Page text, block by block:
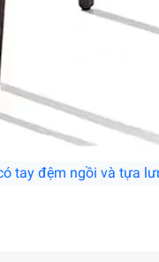
tay đệm ngồi và tựa